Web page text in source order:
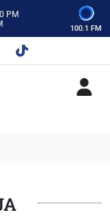
PM
PM
100.1 FM